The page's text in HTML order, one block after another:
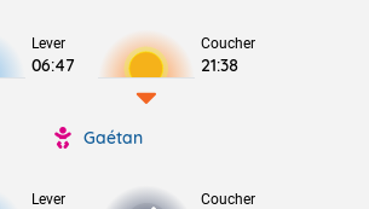
Lever
06:47
Coucher
21:38
Gaétan
Lever Coucher